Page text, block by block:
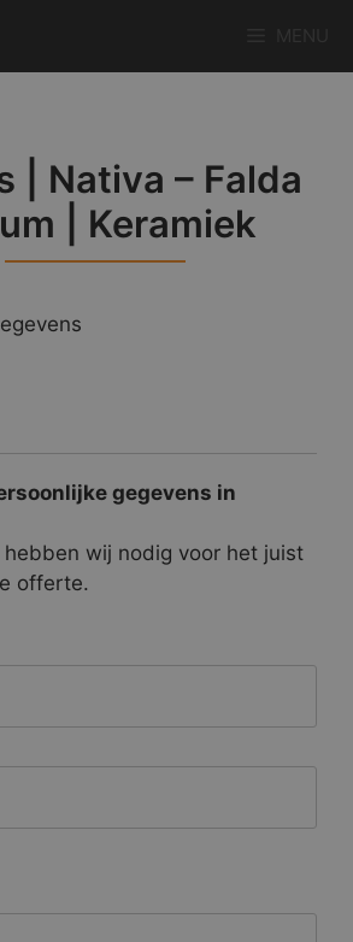
| Nativa – Falda
| Keramiek
gegevens in
hebben wij nodig voor het juist
offerte.